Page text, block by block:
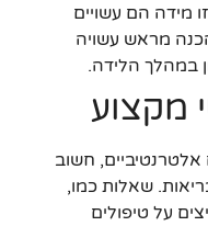
מידה הם עשויים
מראש עשויה
במהלך הלידה.
מקצוע
אלטרנטיביים, חשוב
שאלות כמו,
על טיפולים